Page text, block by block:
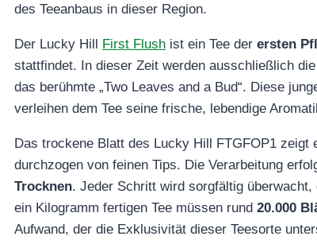
des Teeanbaus in dieser Region.
Der Lucky Hill First Flush ist ein Tee der ersten
stattfindet. In dieser Zeit werden ausschließlich
das berühmte „Two Leaves and a Bud“. Diese
verleihen dem Tee seine frische, lebendige
Das trockene Blatt des Lucky Hill FTGFOP1 zeigt
durchzogen von feinen Tips. Die Verarbeitung
Trocknen. Jeder Schritt wird sorgfältig
ein Kilogramm fertigen Tee müssen rund 20.000
Aufwand, der die Exklusivität dieser Teesorte